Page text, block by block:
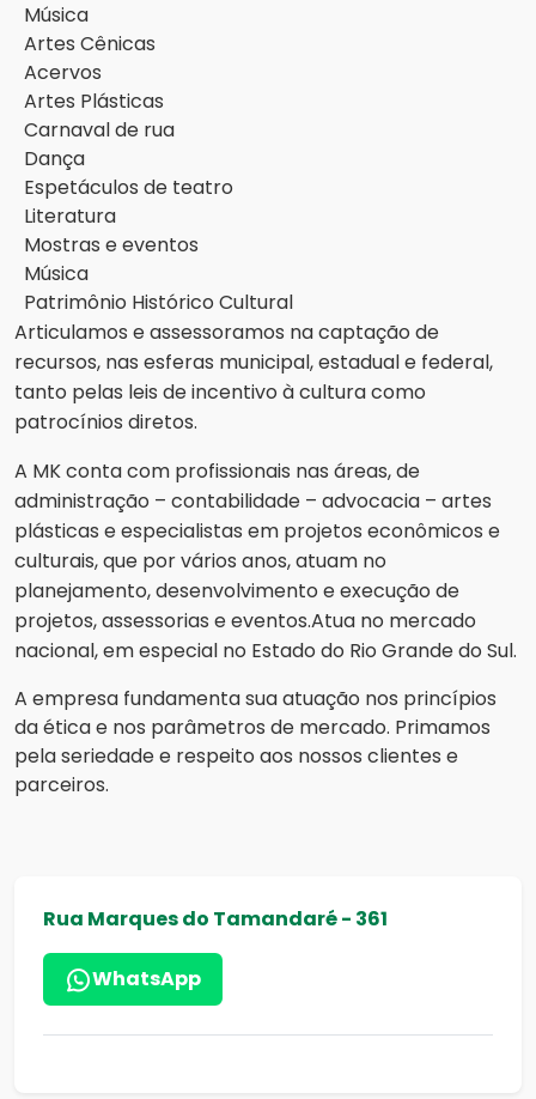
Música
Artes Cênicas
Acervos
Artes Plásticas
Carnaval de rua
Dança
Espetáculos de teatro
Literatura
Mostras e eventos
Música
Patrimônio Histórico Cultural
Articulamos e assessoramos na captação de
recursos, nas esferas municipal, estadual e federal,
tanto pelas leis de incentivo à cultura como
patrocínios diretos.
A MK conta com profissionais nas áreas, de
administração – contabilidade – advocacia – artes
plásticas e especialistas em projetos econômicos e
culturais, que por vários anos, atuam no
planejamento, desenvolvimento e execução de
projetos, assessorias e eventos.Atua no mercado
nacional, em especial no Estado do Rio Grande do Sul.
A empresa fundamenta sua atuação nos princípios
da ética e nos parâmetros de mercado. Primamos
pela seriedade e respeito aos nossos clientes e
parceiros.
Rua Marques do Tamandaré - 361
WhatsApp